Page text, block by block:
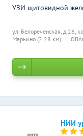
ул. Белорeченская, д.26,
Марьино (2.28 км)
УЗИ щитовидной
НИИ